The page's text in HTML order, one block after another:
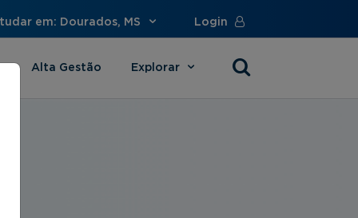
em: Dourados, MS Login
Alta Gestão Explorar